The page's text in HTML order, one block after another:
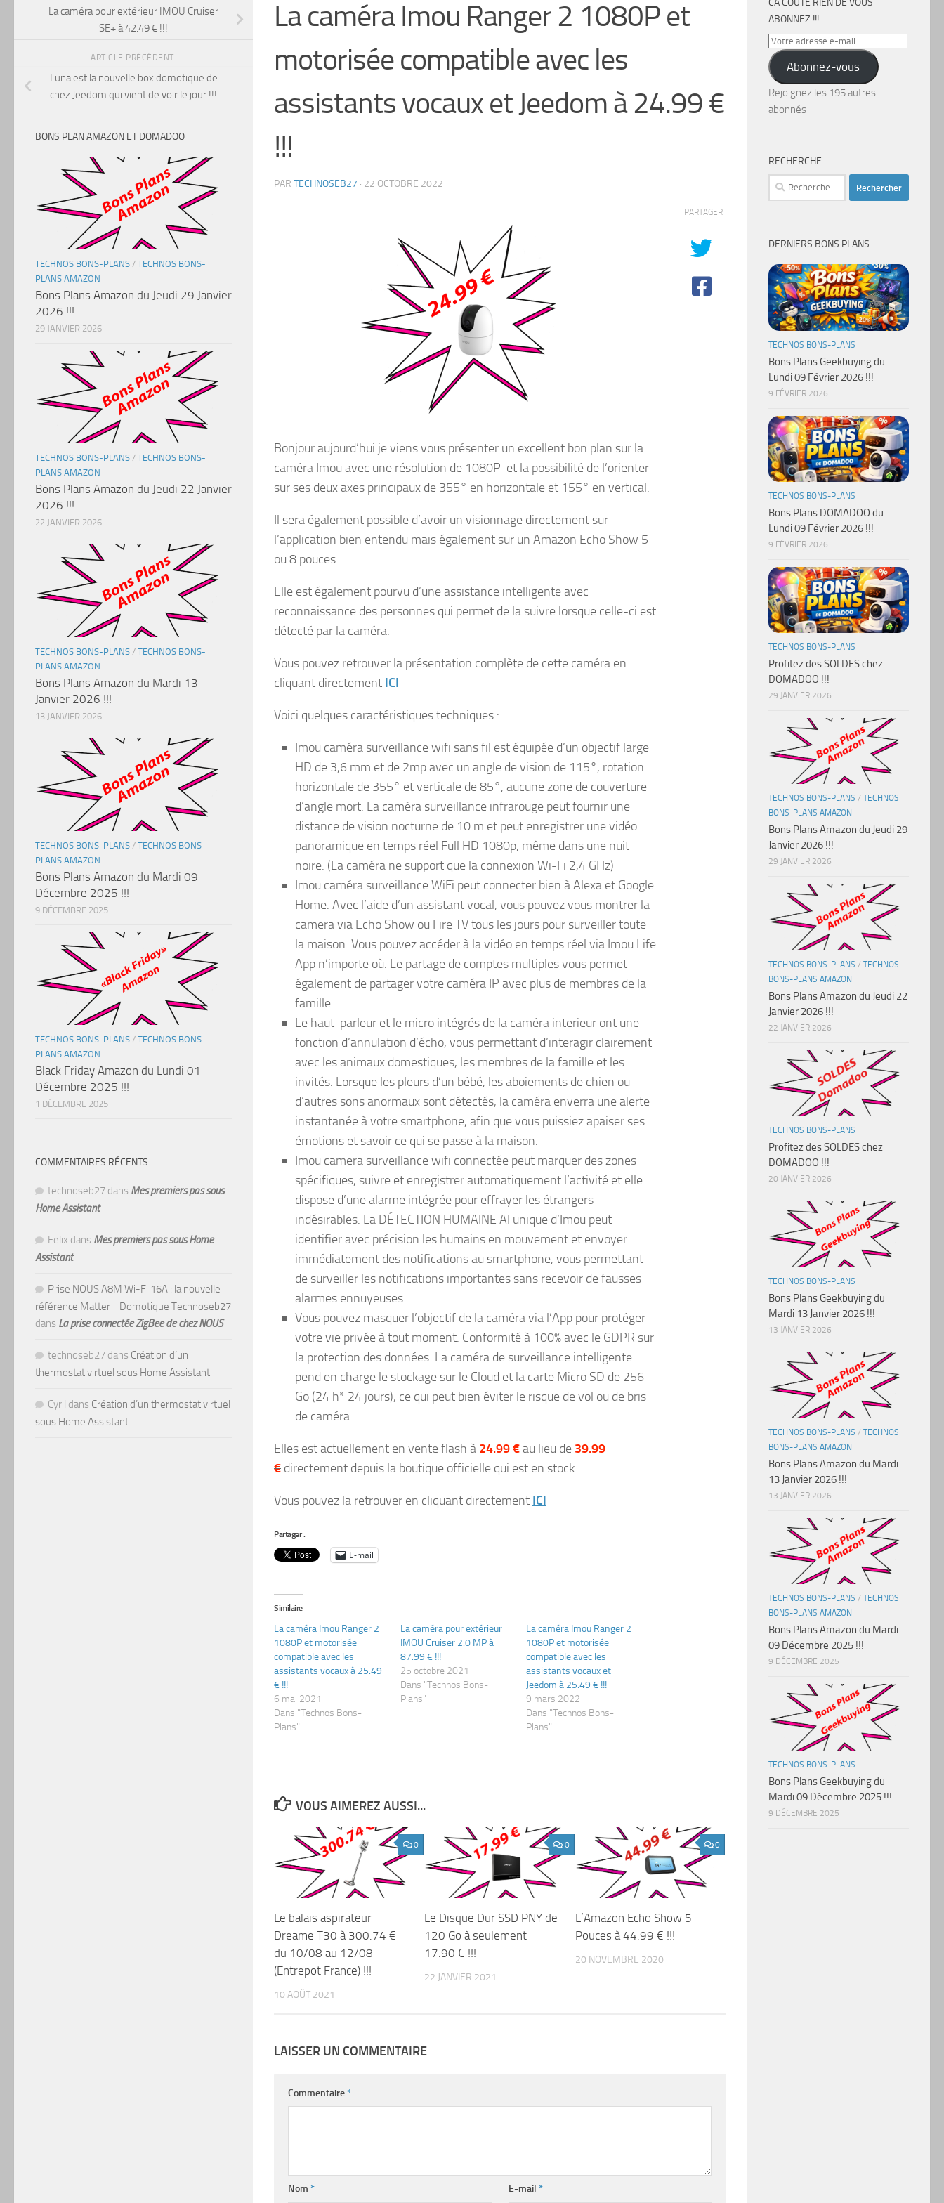
La caméra Imou Ranger 2 1080P et
motorisée compatible avec les
assistants vocaux et Jeedom à 24.99 €
!!!
PAR TECHNOSEB27 · 22 OCTOBRE 2022
Bonjour aujourd’hui je viens vous présenter un excellent bon plan sur la
caméra Imou avec une résolution de 1080P et la possibilité de l’orienter
sur ses deux axes principaux de 355° en horizontale et 155° en vertical.
Il sera également possible d’avoir un visionnage directement sur
l’application bien entendu mais également sur un Amazon Echo Show 5
ou 8 pouces.
Elle est également pourvu d’une assistance intelligente avec
reconnaissance des personnes qui permet de la suivre lorsque celle-ci est
détecté par la caméra.
Vous pouvez retrouver la présentation complète de cette caméra en
cliquant directement ICI
Voici quelques caractéristiques techniques :
Imou caméra surveillance wifi sans fil est équipée d’un objectif large
HD de 3,6 mm et de 2mp avec un angle de vision de 115°, rotation
horizontale de 355° et verticale de 85°, aucune zone de couverture
d’angle mort. La caméra surveillance infrarouge peut fournir une
distance de vision nocturne de 10 m et peut enregistrer une vidéo
panoramique en temps réel Full HD 1080p, même dans une nuit
noire. (La caméra ne support que la connexion Wi-Fi 2,4 GHz)
Imou caméra surveillance WiFi peut connecter bien à Alexa et Google
Home. Avec l’aide d’un assistant vocal, vous pouvez vous montrer la
camera via Echo Show ou Fire TV tous les jours pour surveiller toute
la maison. Vous pouvez accéder à la vidéo en temps réel via Imou Life
App n’importe où. Le partage de comptes multiples vous permet
également de partager votre caméra IP avec plus de membres de la
famille.
Le haut-parleur et le micro intégrés de la caméra interieur ont une
fonction d’annulation d’écho, vous permettant d’interagir clairement
avec les animaux domestiques, les membres de la famille et les
invités. Lorsque les pleurs d’un bébé, les aboiements de chien ou
d’autres sons anormaux sont détectés, la caméra enverra une alerte
instantanée à votre smartphone, afin que vous puissiez apaiser ses
émotions et savoir ce qui se passe à la maison.
Imou camera surveillance wifi connectée peut marquer des zones
spécifiques, suivre et enregistrer automatiquement l’activité et elle
dispose d’une alarme intégrée pour effrayer les étrangers
indésirables. La DÉTECTION HUMAINE AI unique d’Imou peut
identifier avec précision les humains en mouvement et envoyer
immédiatement des notifications au smartphone, vous permettant
de surveiller les notifications importantes sans recevoir de fausses
alarmes ennuyeuses.
Vous pouvez masquer l’objectif de la caméra via l’App pour protéger
votre vie privée à tout moment. Conformité à 100% avec le GDPR sur
la protection des données. La caméra de surveillance intelligente
pend en charge le stockage sur le Cloud et la carte Micro SD de 256
Go (24 h* 24 jours), ce qui peut bien éviter le risque de vol ou de bris
de caméra.
Elles est actuellement en vente flash à 24.99 €au lieu de39.99
€ directement depuis la boutique officielle qui est en stock.
Vous pouvez la retrouver en cliquant directement ICI
Partager :
E-mail
Similaire
La caméra Imou Ranger 2
1080P et motorisée
compatible avec les
assistants vocaux à 25.49
€ !!!
6 mai 2021
Dans "Technos Bons-
Plans"
La caméra pour extérieur
IMOU Cruiser 2.0 MP à
87.99 € !!!
25 octobre 2021
Dans "Technos Bons-
Plans"
La caméra Imou Ranger 2
1080P et motorisée
compatible avec les
assistants vocaux et
Jeedom à 25.49 € !!!
9 mars 2022
Dans "Technos Bons-
Plans"
PARTAGER
VOUS AIMEREZ AUSSI...
0
Le balais aspirateur
Dreame T30 à 300.74 €
du 10/08 au 12/08
(Entrepot France) !!!
10 AOÛT 2021
0
Le Disque Dur SSD PNY de
120 Go à seulement
17.90 € !!!
22 JANVIER 2021
0
L’Amazon Echo Show 5
Pouces à 44.99 € !!!
20 NOVEMBRE 2020
LAISSER UN COMMENTAIRE
Commentaire*
Nom * E-mail*
La caméra pour extérieur IMOU Cruiser
SE+ à 42.49 € !!!
ARTICLE PRÉCÉDENT
Luna est la nouvelle box domotique de
chez Jeedom qui vient de voir le jour !!!
BONS PLAN AMAZON ET DOMADOO
TECHNOS BONS-PLANS / TECHNOS BONS-
PLANS AMAZON
Bons Plans Amazon du Jeudi 29 Janvier
2026 !!!
29 JANVIER 2026
TECHNOS BONS-PLANS / TECHNOS BONS-
PLANS AMAZON
Bons Plans Amazon du Jeudi 22 Janvier
2026 !!!
22 JANVIER 2026
TECHNOS BONS-PLANS / TECHNOS BONS-
PLANS AMAZON
Bons Plans Amazon du Mardi 13
Janvier 2026 !!!
13 JANVIER 2026
TECHNOS BONS-PLANS / TECHNOS BONS-
PLANS AMAZON
Bons Plans Amazon du Mardi 09
Décembre 2025 !!!
9 DÉCEMBRE 2025
TECHNOS BONS-PLANS / TECHNOS BONS-
PLANS AMAZON
Black Friday Amazon du Lundi 01
Décembre 2025 !!!
1 DÉCEMBRE 2025
COMMENTAIRES RÉCENTS
technoseb27 dans Mes premiers pas sous
Home Assistant
Felix dans Mes premiers pas sous Home
Assistant
Prise NOUS A8M Wi-Fi 16A : la nouvelle
référence Matter - Domotique Technoseb27
dans La prise connectée ZigBee de chez NOUS
technoseb27 dans Création d’un
thermostat virtuel sous Home Assistant
Cyril dans Création d’un thermostat virtuel
sous Home Assistant
CA COÛTE RIEN DE VOUS
ABONNEZ !!!
Votre
adresse
e-
mail
Abonnez-vous
Rejoignez les 195 autres
abonnés
RECHERCHE
Rechercher :
DERNIERS BONS PLANS
TECHNOS BONS-PLANS
Bons Plans Geekbuying du
Lundi 09 Février 2026 !!!
9 FÉVRIER 2026
TECHNOS BONS-PLANS
Bons Plans DOMADOO du
Lundi 09 Février 2026 !!!
9 FÉVRIER 2026
TECHNOS BONS-PLANS
Profitez des SOLDES chez
DOMADOO !!!
29 JANVIER 2026
TECHNOS BONS-PLANS / TECHNOS
BONS-PLANS AMAZON
Bons Plans Amazon du Jeudi 29
Janvier 2026 !!!
29 JANVIER 2026
TECHNOS BONS-PLANS / TECHNOS
BONS-PLANS AMAZON
Bons Plans Amazon du Jeudi 22
Janvier 2026 !!!
22 JANVIER 2026
TECHNOS BONS-PLANS
Profitez des SOLDES chez
DOMADOO !!!
20 JANVIER 2026
TECHNOS BONS-PLANS
Bons Plans Geekbuying du
Mardi 13 Janvier 2026 !!!
13 JANVIER 2026
TECHNOS BONS-PLANS / TECHNOS
BONS-PLANS AMAZON
Bons Plans Amazon du Mardi
13 Janvier 2026 !!!
13 JANVIER 2026
TECHNOS BONS-PLANS / TECHNOS
BONS-PLANS AMAZON
Bons Plans Amazon du Mardi
09 Décembre 2025 !!!
9 DÉCEMBRE 2025
TECHNOS BONS-PLANS
Bons Plans Geekbuying du
Mardi 09 Décembre 2025 !!!
9 DÉCEMBRE 2025